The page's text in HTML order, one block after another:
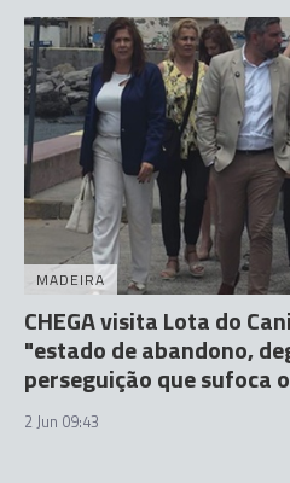
MADEIRA
CHEGA visita Lota do
"estado de abandono,
perseguição que sufoca
2 Jun 09:43